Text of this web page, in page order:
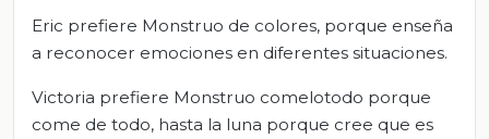
Eric prefiere Monstruo de colores, porque enseña
a reconocer emociones en diferentes situaciones.
Victoria prefiere Monstruo comelotodo porque
come de todo, hasta la luna porque cree que es